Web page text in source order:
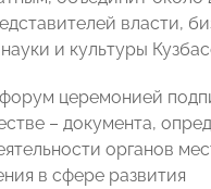
власти,
и культуры
церемонией
– документа,
органов
в сфере развития